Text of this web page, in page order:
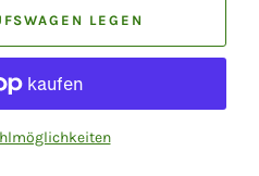
LEGEN